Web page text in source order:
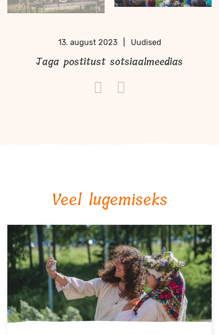
13. august 2023 Uudised
Jaga postitust sotsiaalmeedias
Veel lugemiseks